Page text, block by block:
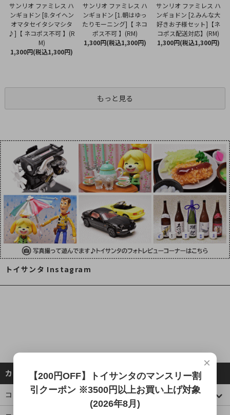
サンリオ ファミレス ハ
ンギョドン [8.タイヘン
オマタセイタシマシタ
♪]【 ネコポス不可 】(R
M)
1,300円(税込1,300円)
サンリオ ファミレス ハ
ンギョドン [1.朝はゆっ
たりモーニング]【 ネコ
ポス不可 】(RM)
1,300円(税込1,300円)
サンリオ ファミレス ハ
ンギョドン [2.みんな大
好きお子様セット]【ネ
コポス配送対応】(RM)
1,300円(税込1,300円)
もっと見る
トイサンタ Instagram
カテゴリーから探す
コレクションケース
×
【200円OFF】トイサンタのマンスリー割
引クーポン ※3500円以上お買い上げ対象
(2026年8月)